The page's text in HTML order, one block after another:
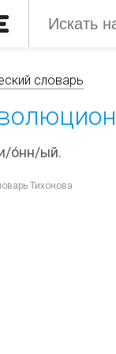
словарь
о́нн/ый.
Тихонова